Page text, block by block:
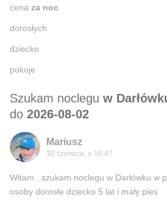
cena za noc
dorosłych
dziecko
pokoje
Szukam noclegu w
do 2026-08-02
Mariusz
30 czerwca, o 16:47
Witam ..szukam noclegu w Darłówku w
osoby dorosłe dziecko 5 lat i mały pies